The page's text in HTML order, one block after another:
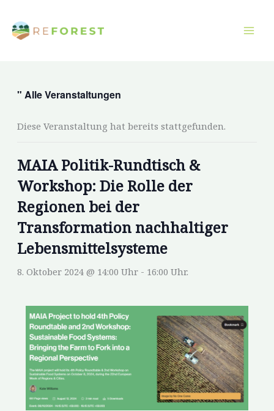
Inhalt
springen
" Alle Veranstaltungen
Diese Veranstaltung hat bereits stattgefunden.
MAIA Politik-Rundtisch &
Workshop: Die Rolle der
Regionen bei der
Transformation nachhaltiger
Lebensmittelsysteme
8. Oktober 2024 @ 14:00 Uhr- 16:00 Uhr.